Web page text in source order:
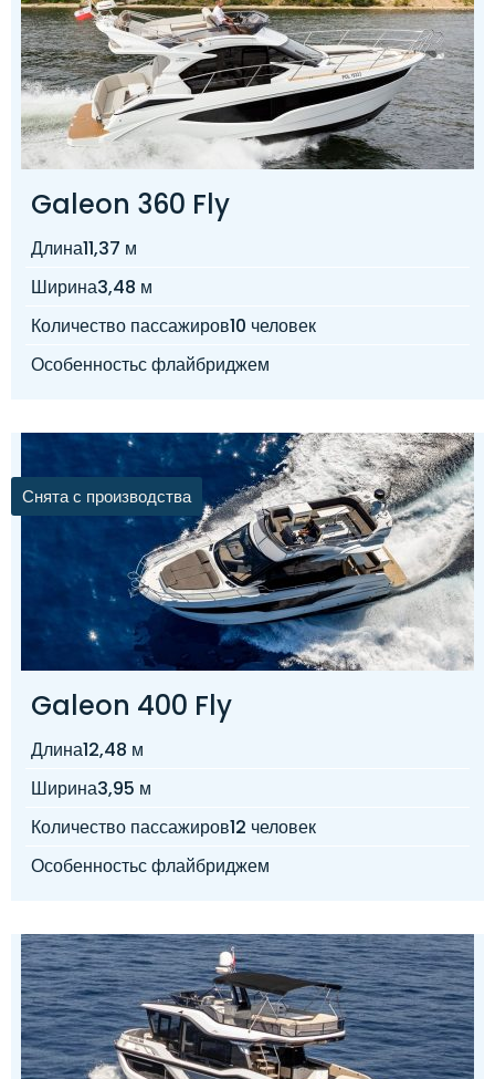
Galeon 360 Fly
Длина11,37 м
Ширина3,48 м
Количество пассажиров10 человек
Особенностьс флайбриджем
Снята с производства
Galeon 400 Fly
Длина12,48 м
Ширина3,95 м
Количество пассажиров12 человек
Особенностьс флайбриджем